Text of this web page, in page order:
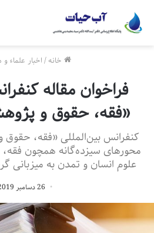
خانه/اخبار علماء
فراخوان مقاله
«فقه، حقوق و
کنفرانس بین‌المللی «فقه،
محورهای سیزده‌گانه همچون
علوم انسان و تمدن به میزبانی
26 دسامبر 2019